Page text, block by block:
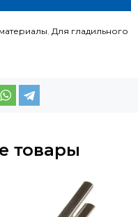
, Для гладильного
товары